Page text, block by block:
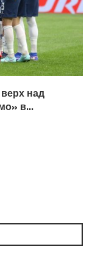
над
в...